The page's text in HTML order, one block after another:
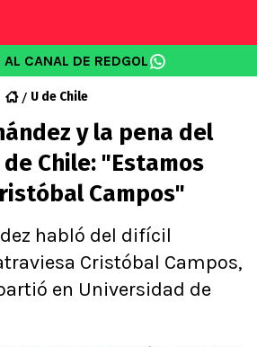
AL CANAL DE REDGOL
U de Chile
y la pena del
Chile: "Estamos
Campos"
habló del difícil
Cristóbal Campos,
en Universidad de